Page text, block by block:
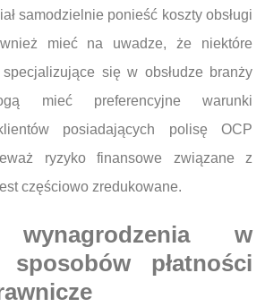
samodzielnie ponieść koszty obsługi
mieć na uwadze, że niektóre
się w obsłudze branży
mieć preferencyjne warunki
posiadających polisę OCP
ryzyko finansowe związane z
częściowo zredukowane.
wynagrodzenia w
sposobów płatności